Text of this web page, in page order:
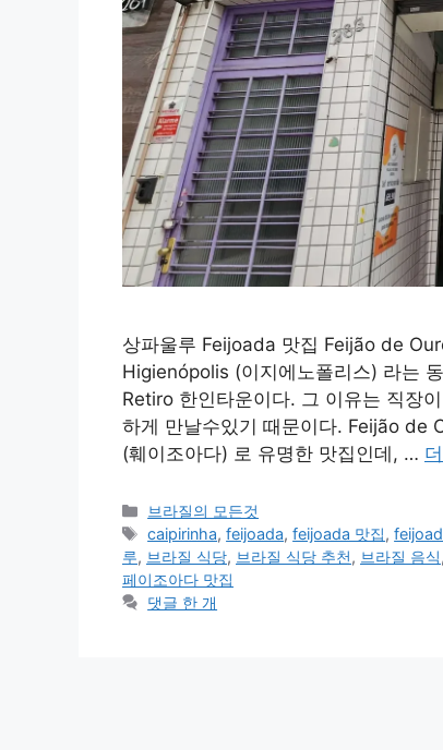
상파울루 Feijoada 맛집 Feijão de
Higienópolis (이지에노폴리스) 라는
Retiro 한인타운이다. 그 이유는 직장
하게 만날수있기 때문이다. Feijão de
(훼이조아다) 로 유명한 맛집인데, …
카
테
고
리
브라질의 모든것
태
그
caipirinha,feijoada,feijoada 맛집,
루, 브라질 식당, 브라질 식당 추천, 브라질 음식,
페이조아다 맛집
댓글 한 개